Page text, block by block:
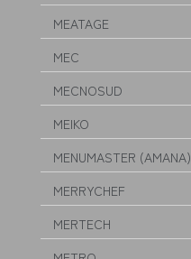
MEATAGE
MEC
MECNOSUD
MEIKO
MENUMASTER (AMANA)
MERRYCHEF
MERTECH